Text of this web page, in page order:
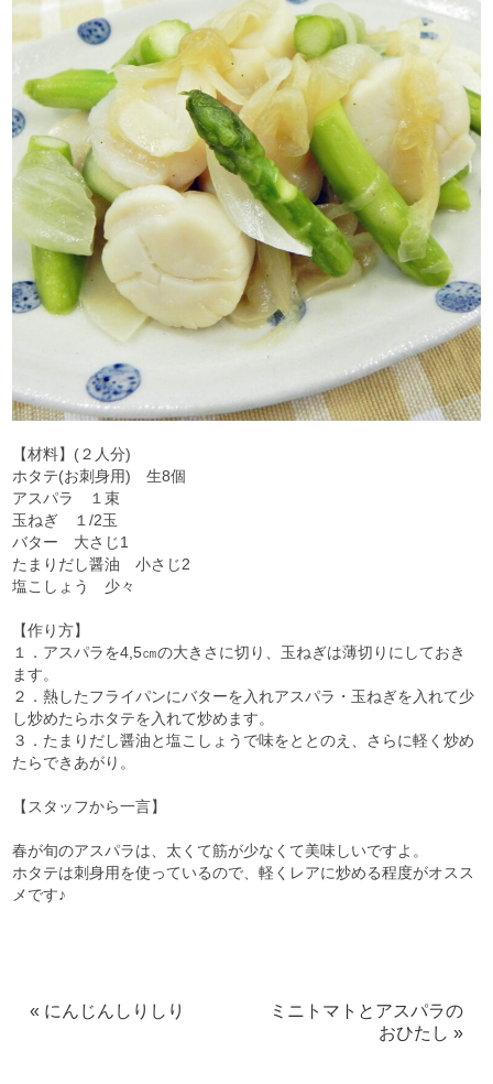
【材料】(２人分)
ホタテ(お刺身用) 生8個
アスパラ １束
玉ねぎ １/2玉
バター 大さじ1
たまりだし醤油 小さじ2
塩こしょう 少々
【作り方】
１．アスパラを4,5㎝の大きさに切り、玉ねぎは薄切りにしておき
ます。
２．熱したフライパンにバターを入れアスパラ・玉ねぎを入れて少
し炒めたらホタテを入れて炒めます。
３．たまりだし醤油と塩こしょうで味をととのえ、さらに軽く炒め
たらできあがり。
【スタッフから一言】
春が旬のアスパラは、太くて筋が少なくて美味しいですよ。
ホタテは刺身用を使っているので、軽くレアに炒める程度がオスス
メです♪
« にんじんしりしり
ミニトマトとアスパラの
おひたし »